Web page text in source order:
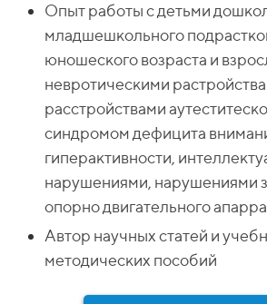
Опыт работы с детьми
младшешкольного
юношеского возраста и
невротическими
расстройствами
синдромом дефицита
гиперактивности,
нарушениями, нарушениями
опорно двигательного
Автор научных статей и
методических пособий